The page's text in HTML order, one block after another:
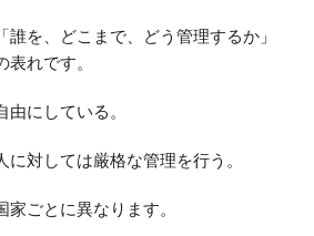
を、どこまで、どう管理するか」
れです。
にしている。
対しては厳格な管理を行う。
ごとに異なります。